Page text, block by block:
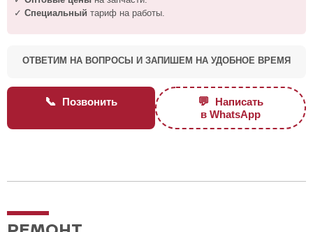
✓ Специальный тариф на работы.
ОТВЕТИМ НА ВОПРОСЫ И ЗАПИШЕМ НА УДОБНОЕ ВРЕМЯ
📞 Позвонить 💬 Написать
в WhatsApp